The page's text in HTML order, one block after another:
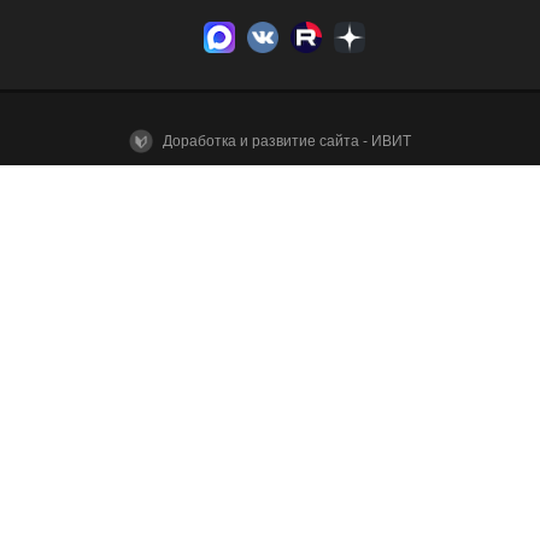
Доработка и развитие сайта - ИВИТ